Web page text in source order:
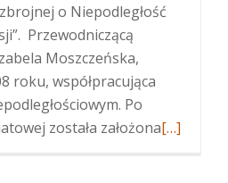
o Niepodległość
Przewodniczącą
Moszczeńska,
roku, współpracująca
Po
została założonaWięcej
[…]